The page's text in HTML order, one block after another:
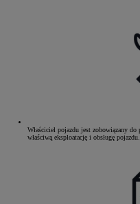
Właściciel pojazdu jest zobowiązany
właściwą eksploatację i obsługę pojazdu.